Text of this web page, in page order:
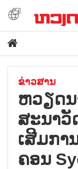
ຂ່າວສານ
ຫ​ວຽດ​
ສະ​ນາ​ວັ
ເສີມ​ກາ
ຄອນ